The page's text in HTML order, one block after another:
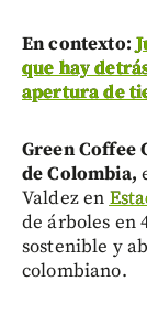
En contexto:
que hay
apertura de
Green Coffee
de Colombia,
Valdez en
de árboles en
sostenible y
colombiano.